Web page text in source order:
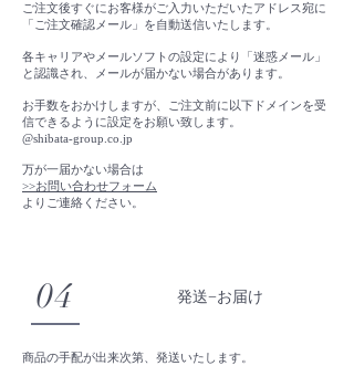
ご注文後すぐにお客様がご入力いただいたアドレス宛に
「ご注文確認メール」を自動送信いたします。
各キャリアやメールソフトの設定により「迷惑メール」
と認識され、メールが届かない場合があります。
お手数をおかけしますが、ご注文前に以下ドメインを受
信できるように設定をお願い致します。
@shibata-group.co.jp
万が一届かない場合は
>>お問い合わせフォーム
よりご連絡ください。
​発送−お届け
04
商品の手配が出来次第、発送いたします。